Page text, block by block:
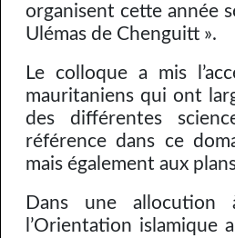
organisent cette année
Ulémas de Chenguitt ».
Le colloque a mis
mauritaniens qui ont
des différentes
référence dans ce
mais également aux
Dans une
l’Orientation islamique